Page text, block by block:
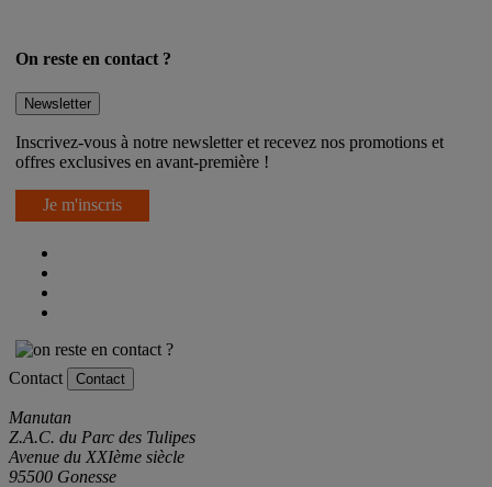
On reste en contact ?
Newsletter
Inscrivez-vous à notre newsletter et recevez nos promotions et
offres exclusives en avant-première !
Je m'inscris
Contact Contact
Manutan
Z.A.C. du Parc des Tulipes
Avenue du XXIème siècle
95500 Gonesse